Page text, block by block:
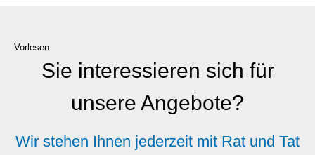
Vorlesen
Sie interessieren sich für
unsere Angebote?
Wir stehen Ihnen jederzeit mit Rat und Tat